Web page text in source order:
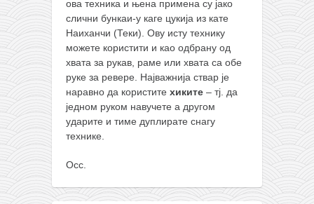
ова техника и њена примена су јако
слични бункаи-у каге цукија из кате
Наиханчи (Теки). Ову исту технику
можете користити и као одбрану од
хвата за рукав, раме или хвата са обе
руке за ревере. Најважнија ствар је
наравно да користите хиките – тј. да
једном руком навучете а другом
ударите и тиме дуплирате снагу
технике.
Осс.